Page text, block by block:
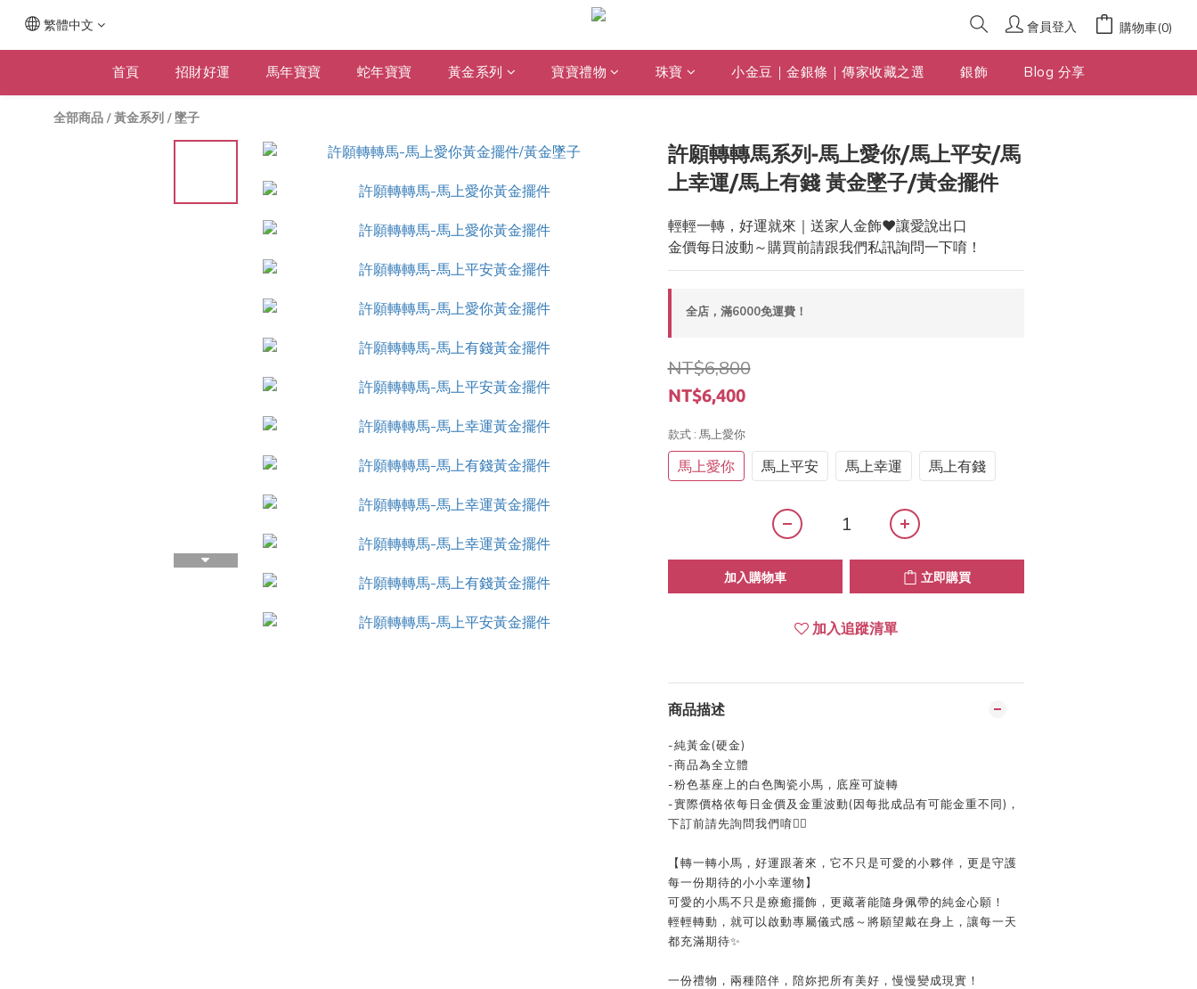
繁體中文 會員登入 購物車(0)
首頁 招財好運 馬年寶寶 蛇年寶寶 黃金系列 寶寶禮物 珠寶 小金豆｜金銀條｜傳家收藏之選 銀飾 Blog 分享
全部商品 /黃金系列 / 墜子
許願轉轉馬系列-馬上愛你/馬上平安/馬
上幸運/馬上有錢 黃金墜子/黃金擺件
輕輕一轉，好運就來｜送家人金飾❤️讓愛說出口
金價每日波動～購買前請跟我們私訊詢問一下唷！
全店，滿6000免運費！
NT$6,800
NT$6,400
款式 : 馬上愛你
馬上愛你 馬上平安 馬上幸運 馬上有錢
加入購物車 立即購買
加入追蹤清單
商品描述
-純黃金(硬金)
-商品為全立體
-粉色基座上的白色陶瓷小馬，底座可旋轉
-實際價格依每日金價及金重波動(因每批成品有可能金重不同) ，
下訂前請先詢問我們唷👍🏻
【轉一轉小馬，好運跟著來，它不只是可愛的小夥伴，更是守護
每一份期待的小小幸運物】
可愛的小馬不只是療癒擺飾，更藏著能隨身佩帶的純金心願！
輕輕轉動，就可以啟動專屬儀式感～將願望戴在身上，讓每一天
都充滿期待✨
一份禮物，兩種陪伴，陪妳把所有美好，慢慢變成現實！